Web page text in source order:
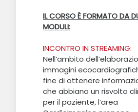
IL CORSO È FORMATO DA
MODULI:
INCONTRO IN STREAMING:
Nell’ambito
immagini
fine di ottenere
che abbiano un risvolto
per il paziente, l’area